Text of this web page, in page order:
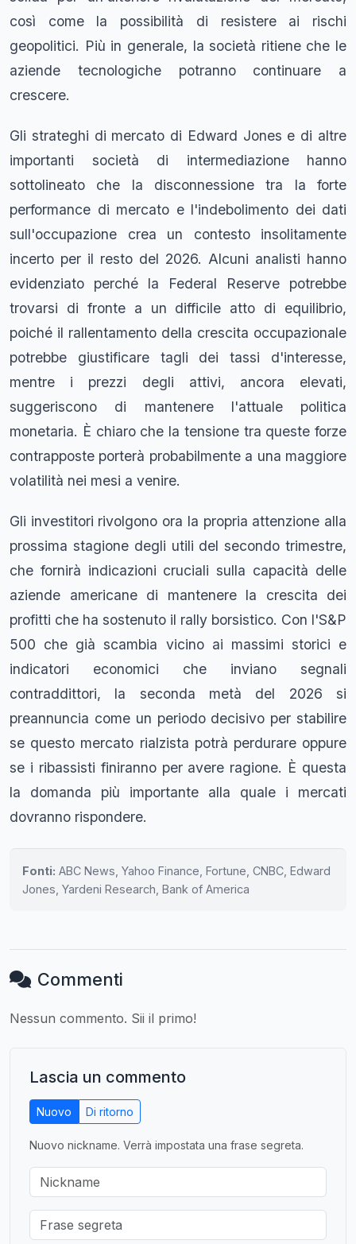
così come la possibilità di resistere ai rischi
geopolitici. Più in generale, la società ritiene che le
aziende tecnologiche potranno continuare a
crescere.
Gli strateghi di mercato di Edward Jones e di altre
importanti società di intermediazione hanno
sottolineato che la disconnessione tra la forte
performance di mercato e l'indebolimento dei dati
sull'occupazione crea un contesto insolitamente
incerto per il resto del 2026. Alcuni analisti hanno
evidenziato perché la Federal Reserve potrebbe
trovarsi di fronte a un difficile atto di equilibrio,
poiché il rallentamento della crescita occupazionale
potrebbe giustificare tagli dei tassi d'interesse,
mentre i prezzi degli attivi, ancora elevati,
suggeriscono di mantenere l'attuale politica
monetaria. È chiaro che la tensione tra queste forze
contrapposte porterà probabilmente a una maggiore
volatilità nei mesi a venire.
Gli investitori rivolgono ora la propria attenzione alla
prossima stagione degli utili del secondo trimestre,
che fornirà indicazioni cruciali sulla capacità delle
aziende americane di mantenere la crescita dei
profitti che ha sostenuto il rally borsistico. Con l'S&P
500 che già scambia vicino ai massimi storici e
indicatori economici che inviano segnali
contraddittori, la seconda metà del 2026 si
preannuncia come un periodo decisivo per stabilire
se questo mercato rialzista potrà perdurare oppure
se i ribassisti finiranno per avere ragione. È questa
la domanda più importante alla quale i mercati
dovranno rispondere.
Fonti: ABC News, Yahoo Finance, Fortune, CNBC, Edward
Jones, Yardeni Research, Bank of America
Commenti
Nessun commento. Sii il primo!
Lascia un commento
Nuovo Di ritorno
Nuovo nickname. Verrà impostata una frase segreta.